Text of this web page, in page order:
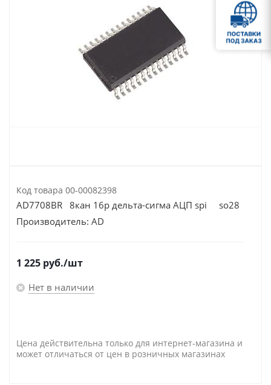
Код товара 00-00082398
AD7708BR 8кан 16р дельта-сигма АЦП spi so28
Производитель: AD
1 225 руб./шт
Нет в наличии
Цена действительна только для интернет-магазина и
может отличаться от цен в розничных магазинах